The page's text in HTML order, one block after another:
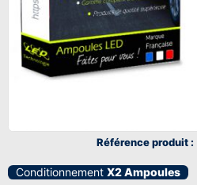
Référence produit :
Conditionnement X2 Ampoules